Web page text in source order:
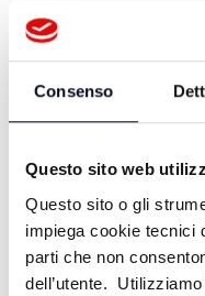
Consenso
Questo sito web
Questo sito o gli
impiega cookie tecnici
parti che non
dell’utente.
TG SERA - 05/
4 GIORNI FA
TG SERA - 03/
6 GIORNI FA